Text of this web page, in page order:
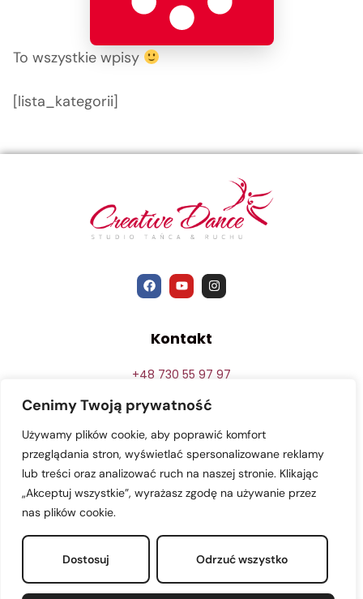
Cenimy Twoją prywatność
Używamy plików cookie, aby poprawić komfort
przeglądania stron, wyświetlać spersonalizowane reklamy
lub treści oraz analizować ruch na naszej stronie. Klikając
„Akceptuj wszystkie”, wyrażasz zgodę na używanie przez
nas plików cookie.
Dostosuj Odrzuć wszystko
To wszystkie wpisy
[lista_kategorii]
Kontakt
+48 730 55 97 97
info@creativedance.pl
Rumia ul. Gdyńska 47
Godziny otwarcia
Zadzwoń